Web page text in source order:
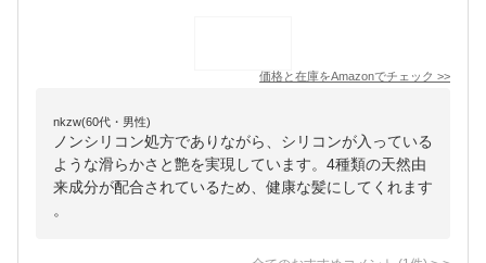
価格と在庫をAmazonでチェック >>
nkzw(60代・男性)
ノンシリコン処方でありながら、シリコンが入っている
ような滑らかさと艶を実現しています。4種類の天然由
来成分が配合されているため、健康な髪にしてくれます
。